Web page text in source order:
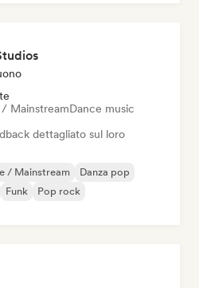
MainstreamDance music
dettagliato sul loro
/ Mainstream
Danza pop
Funk
Pop rock